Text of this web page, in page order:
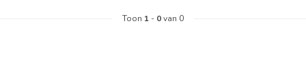
Toon 1 - 0van 0